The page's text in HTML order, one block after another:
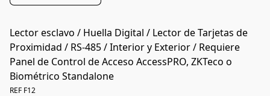
Lector esclavo / Huella Digital / Lector de Tarjetas de
Proximidad / RS-485 / Interior y Exterior / Requiere
Panel de Control de Acceso AccessPRO, ZKTeco o
Biométrico Standalone
REF F12